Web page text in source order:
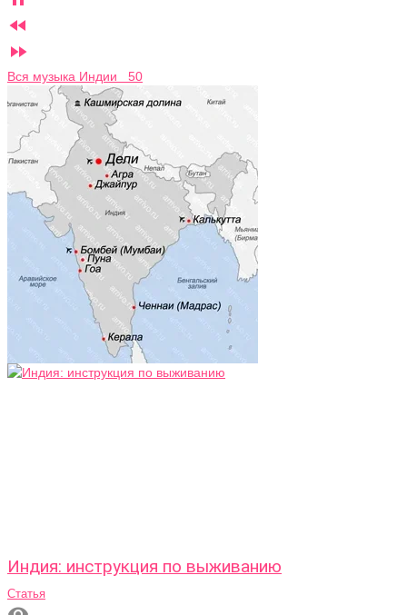


Вся музыка Индии 50
Индия: инструкция по выживанию
Статья